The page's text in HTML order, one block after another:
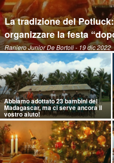
La tradizione del
organizzare la festa
Raniero Junior De Bortoli- 19 dic 2022
Abbiamo adottato 23 bambini del
Madagascar, ma ci serve ancora il
vostro aiuto!